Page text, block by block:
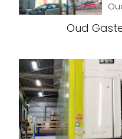
Oud